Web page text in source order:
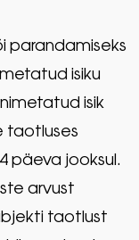
parandamiseks
isiku
isik
taotluses
päeva jooksul.
arvust
taotlust